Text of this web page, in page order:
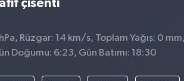
çisenti
Rüzgar: 14 km/s, Toplam Yağış: 0
Doğumu: 6:23, Gün Batımı: 18:30